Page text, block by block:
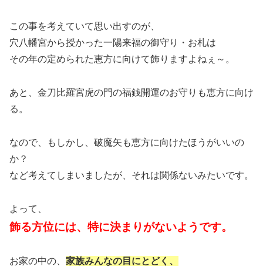
この事を考えていて思い出すのが、
穴八幡宮から授かった一陽来福の御守り・お札は
その年の定められた恵方に向けて飾りますよねぇ～。
あと、金刀比羅宮虎の門の福銭開運のお守りも恵方に向け
る。
なので、もしかし、破魔矢も恵方に向けたほうがいいの
か？
など考えてしまいましたが、それは関係ないみたいです。
よって、
飾る方位には、特に決まりがないようです。
お家の中の、 家族みんなの目にとどく、